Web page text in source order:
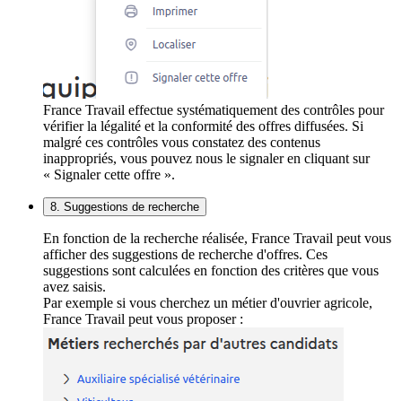
France Travail effectue systématiquement des contrôles pour
vérifier la légalité et la conformité des offres diffusées. Si
malgré ces contrôles vous constatez des contenus
inappropriés, vous pouvez nous le signaler en cliquant sur
« Signaler cette offre ».
8. Suggestions de recherche
En fonction de la recherche réalisée, France Travail peut vous
afficher des suggestions de recherche d'offres. Ces
suggestions sont calculées en fonction des critères que vous
avez saisis.
Par exemple si vous cherchez un métier d'ouvrier agricole,
France Travail peut vous proposer :